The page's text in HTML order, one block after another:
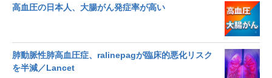
高血圧の日本人、大腸がん発症率が高い
肺動脈性肺高血圧症、ralinepagが臨床的悪化リスク
を半減／Lancet